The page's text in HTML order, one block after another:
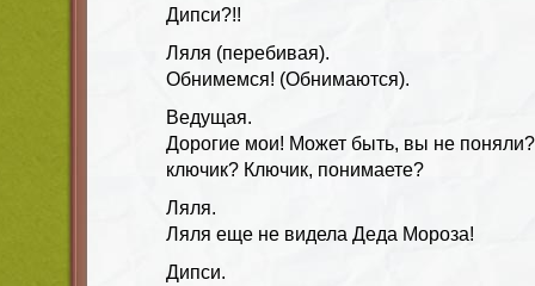
Дипси?!!
Ляля (перебивая).
Обнимемся! (Обнимаются).
Ведущая.
Дорогие мои! Может быть, вы не
ключик? Ключик, понимаете?
Ляля.
Ляля еще не видела Деда Мороза!
Дипси.